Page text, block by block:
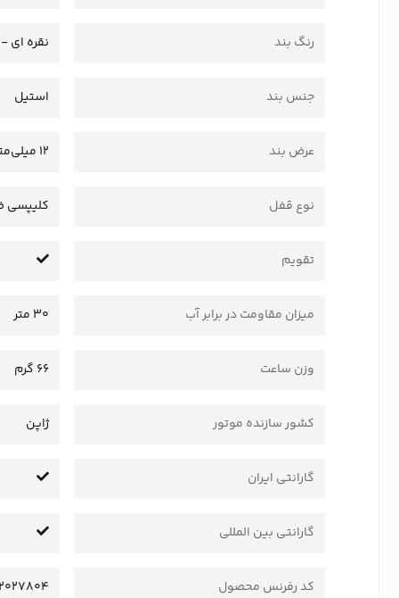
رنگ بند نقره ای -
جنس بند استیل
عرض بند 12 میلی‌متر
نوع قفل کلیپسی
تقویم
میزان مقاومت در برابر آب 30 متر
وزن ساعت 66 گرم
کشور سازنده موتور ژاپن
گارانتی ایران
گارانتی بین المللی
کد رفرنس محصول